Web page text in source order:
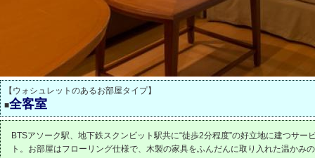
【ウォシュレットのあるお部屋タイプ】
■全客室
BTSアソーク駅、地下鉄スクンビット駅共に“徒歩2分程度”の好立地に建つサー
ト。お部屋はフローリング仕様で、木製の家具をふんだんに取り入れた温かみ